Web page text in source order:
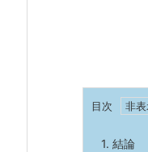
目次
1. 結論